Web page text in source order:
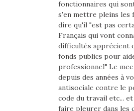
fonctionnaires qui
s'en mettre pleins les
dire qu'il "est pas
Français qui vont
difficultés apprécient
fonds publics pour
professionnel" Le
depuis des années à
antisociale contre le
code du travail etc...
faire pleurer dans les